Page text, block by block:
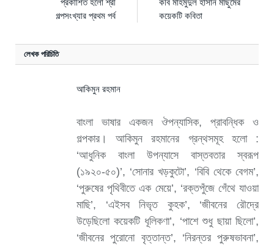
প্রকাশিত হলো শ্রী
গল্পসংখ্যার প্রথম পর্ব
কবি মাহমুদুল হাসান মাছুমের
কয়েকটি কবিতা
লেখক পরিচিতি
আকিমুন রহমান
বাংলা ভাষার একজন ঔপন্যাসিক, প্রাবন্ধিক ও
গল্পকার। আকিমুন রহমানের গ্রন্থসমূহ হলো :
‘আধুনিক বাংলা উপন্যাসে বাস্তবতার স্বরূপ
(১৯২০-৫০)’, ‘সোনার খড়কুটো’, ‘বিবি থেকে বেগম’,
‘পুরুষের পৃথিবীতে এক মেয়ে’, ‘রক্তপুঁজে গেঁথে যাওয়া
মাছি’, ‘এইসব নিভৃত কুহক’, ‘জীবনের রৌদ্রে
উড়েছিলো কয়েকটি ধূলিকণা’, ‘পাশে শুধু ছায়া ছিলো’,
‘জীবনের পুরোনো বৃত্তান্ত’, ‘নিরন্তর পুরুষভাবনা’,